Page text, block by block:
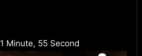
1 Minute, 55 Second